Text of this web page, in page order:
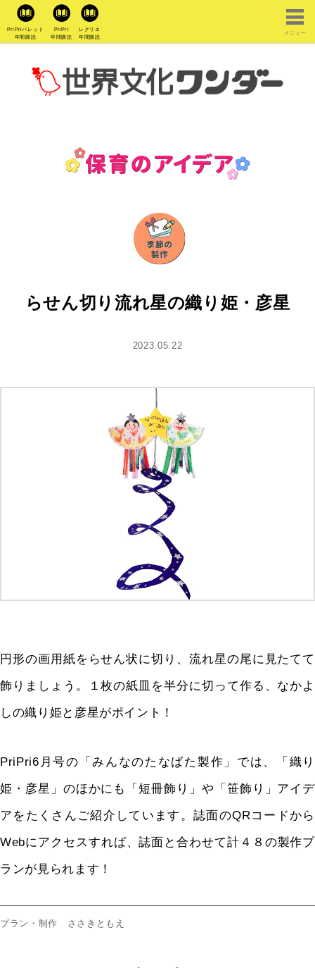
PriPriパレット
年間購読
PriPri
年間購読
レクリエ
年間購読
メニュー
らせん切り流れ星の織り姫・彦星
2023.05.22
円形の画用紙をらせん状に切り、流れ星の尾に見たてて
飾りましょう。１枚の紙皿を半分に切って作る、なかよ
しの織り姫と彦星がポイント！
PriPri6月号の「みんなのたなばた製作」では、「織り
姫・彦星」のほかにも「短冊飾り」や「笹飾り」アイデ
アをたくさんご紹介しています。誌面のQRコードから
Webにアクセスすれば、誌面と合わせて計４８の製作プ
ランが見られます！
プラン・制作 ささきともえ